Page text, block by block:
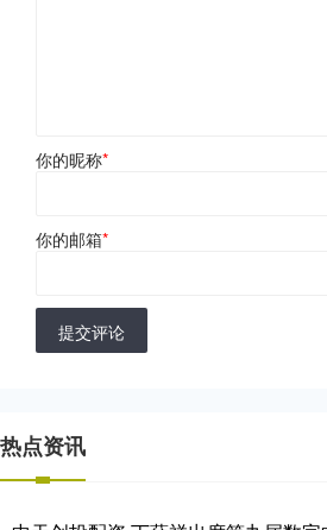
你的昵称*
你的邮箱*
提交评论
热点资讯